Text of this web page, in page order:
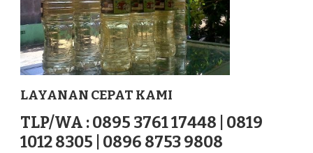
LAYANAN CEPAT KAMI
TLP/WA : 0895 3761 17448 | 0819
1012 8305 | 0896 8753 9808